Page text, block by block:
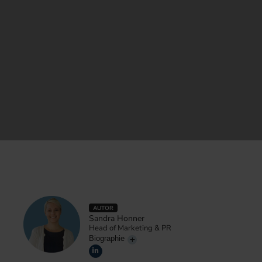
AUTOR
Sandra Honner
Head of Marketing & PR
Biographie